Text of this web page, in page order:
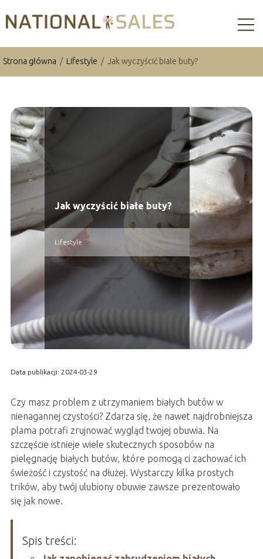
Strona główna / Lifestyle / Jak wyczyścić białe buty?
Jak wyczyścić białe buty?
Lifestyle
Data publikacji: 2024-03-29
Czy masz problem z utrzymaniem białych butów w
nienagannej czystości? Zdarza się, że nawet najdrobniejsza
plama potrafi zrujnować wygląd twojej obuwia. Na
szczęście istnieje wiele skutecznych sposobów na
pielęgnację białych butów, które pomogą ci zachować ich
świeżość i czystość na dłużej. Wystarczy kilka prostych
trików, aby twój ulubiony obuwie zawsze prezentowało
się jak nowe.
Spis treści: